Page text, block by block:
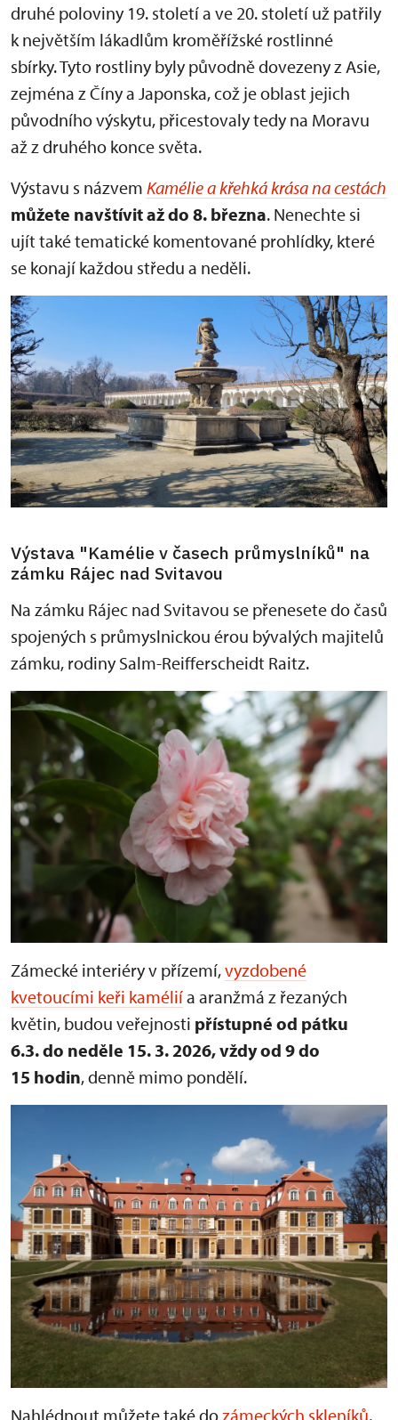
druhé poloviny 19. století a ve 20. století už patřily
k největším lákadlům kroměřížské rostlinné
sbírky. Tyto rostliny byly původně dovezeny z Asie,
zejména z Číny a Japonska, což je oblast jejich
původního výskytu, přicestovaly tedy na Moravu
až z druhého konce světa.
Výstavu s názvem Kamélie a křehká krása na cestách
můžete navštívit až do 8. března. Nenechte si
ujít také tematické komentované prohlídky, které
se konají každou středu a neděli.
Výstava "Kamélie v časech průmyslníků" na
zámku Rájec nad Svitavou
Na zámku Rájec nad Svitavou se přenesete do časů
spojených s průmyslnickou érou bývalých majitelů
zámku, rodiny Salm-Reifferscheidt Raitz.
Zámecké interiéry v přízemí,vyzdobené
kvetoucími keři kaméliía aranžmá z řezaných
květin, budou veřejnosti přístupné od pátku
6.3. do neděle 15. 3. 2026, vždy od 9 do
15 hodin, denně mimo pondělí.
Nahlédnout můžete také dozámeckých skleníků,